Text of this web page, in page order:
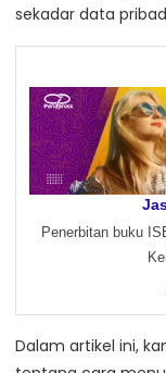
sekadar data
Penerbitan buku
Dalam artikel ini,